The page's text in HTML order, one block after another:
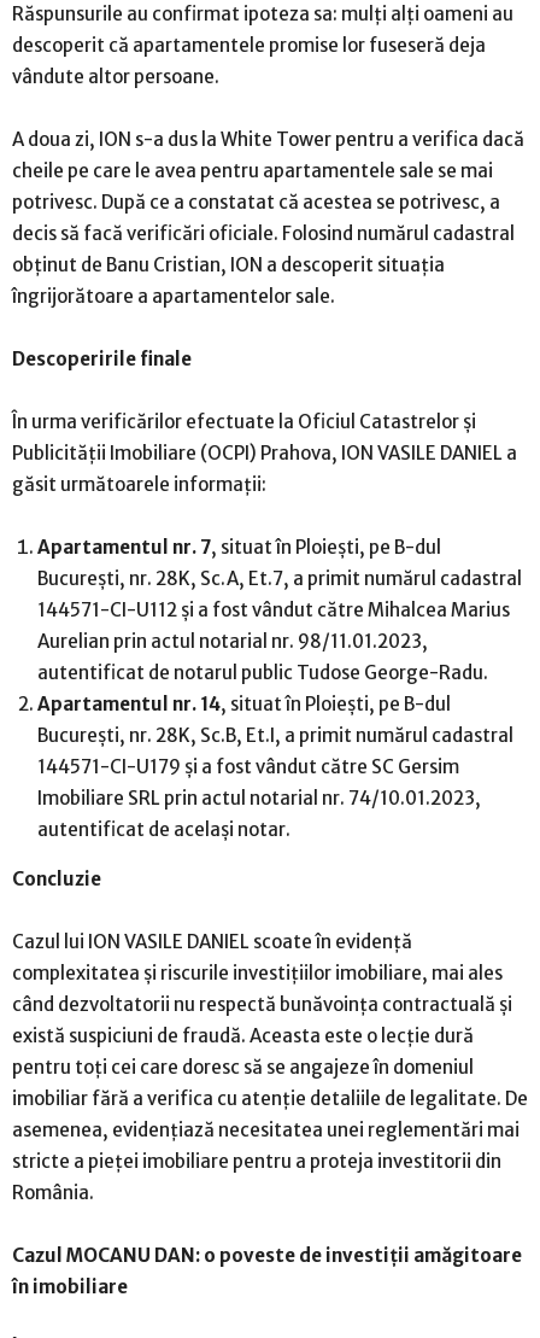
Răspunsurile au confirmat ipoteza sa: mulți alți oameni au
descoperit că apartamentele promise lor fuseseră deja
vândute altor persoane.
A doua zi, ION s-a dus la White Tower pentru a verifica dacă
cheile pe care le avea pentru apartamentele sale se mai
potrivesc. După ce a constatat că acestea se potrivesc, a
decis să facă verificări oficiale. Folosind numărul cadastral
obținut de Banu Cristian, ION a descoperit situația
îngrijorătoare a apartamentelor sale.
Descoperirile finale
În urma verificărilor efectuate la Oficiul Catastrelor și
Publicității Imobiliare (OCPI) Prahova, ION VASILE DANIEL a
găsit următoarele informații:
Apartamentul nr. 7, situat în Ploiești, pe B-dul
București, nr. 28K, Sc.A, Et.7, a primit numărul cadastral
144571-CI-U112 și a fost vândut către Mihalcea Marius
Aurelian prin actul notarial nr. 98/11.01.2023,
autentificat de notarul public Tudose George-Radu.
Apartamentul nr. 14, situat în Ploiești, pe B-dul
București, nr. 28K, Sc.B, Et.I, a primit numărul cadastral
144571-CI-U179 și a fost vândut către SC Gersim
Imobiliare SRL prin actul notarial nr. 74/10.01.2023,
autentificat de același notar.
Concluzie
Cazul lui ION VASILE DANIEL scoate în evidență
complexitatea și riscurile investițiilor imobiliare, mai ales
când dezvoltatorii nu respectă bunăvoința contractuală și
există suspiciuni de fraudă. Aceasta este o lecție dură
pentru toți cei care doresc să se angajeze în domeniul
imobiliar fără a verifica cu atenție detaliile de legalitate. De
asemenea, evidențiază necesitatea unei reglementări mai
stricte a pieței imobiliare pentru a proteja investitorii din
România.
Cazul MOCANU DAN: o poveste de investiții amăgitoare
în imobiliare